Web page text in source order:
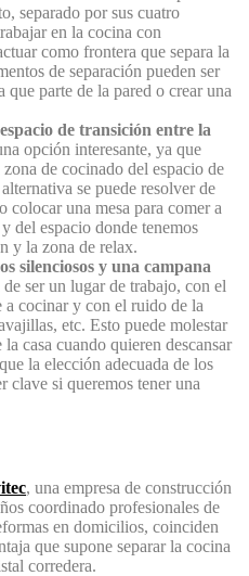
separado por sus cuatro
en la cocina con
como frontera que separa la
de separación pueden ser
que parte de la pared o crear una
de transición entre la
opción interesante, ya que
de cocinado del espacio de
se puede resolver de
colocar una mesa para comer a
del espacio donde tenemos
y la zona de relax.
silenciosos y una campana
ser un lugar de trabajo, con el
a cocinar y con el ruido de la
etc. Esto puede molestar
casa cuando quieren descansar
la elección adecuada de los
clave si queremos tener una
, una empresa de construcción
coordinado profesionales de
en domicilios, coinciden
que supone separar la cocina
corredera.